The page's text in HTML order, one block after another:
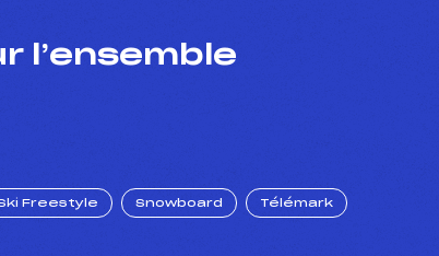
l’ensemble
Freestyle Snowboard Télémark